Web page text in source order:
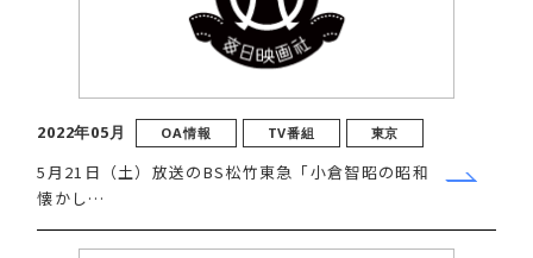
2022年05月 OA情報 TV番組 東京
5月21日（土）放送のBS松竹東急「小倉智昭の昭和
懐かし…